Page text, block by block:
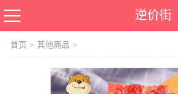
逆价街
首页 > 其他商品 >